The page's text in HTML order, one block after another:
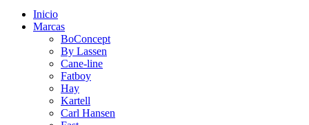
Inicio
Marcas
BoConcept
By Lassen
Cane-line
Fatboy
Hay
Kartell
Carl Hansen